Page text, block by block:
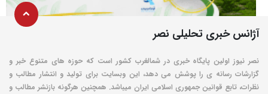
آژانس خبری تحلیلی نصر
نصر نیوز اولین پایگاه خبری در شمالغرب کشور است که حوزه های متنوع خبر و
گزارشات رسانه ی را پوشش می دهد، این وبسایت برای تولید و انتشار مطالب و
نظرات، تابع قوانین جمهوری اسلامی ایران میباشد. همچنین هرگونه بازنشر مطالب و